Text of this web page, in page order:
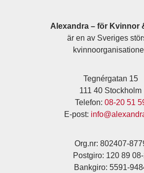
Alexandra – för Kvinnor
är en av Sveriges
Tegnérgatan 15
111 40 Stockholm
Telefon: 08-20 51
E-post:
Org.nr: 802407-
Postgiro: 120 89
Bankgiro: 5591-